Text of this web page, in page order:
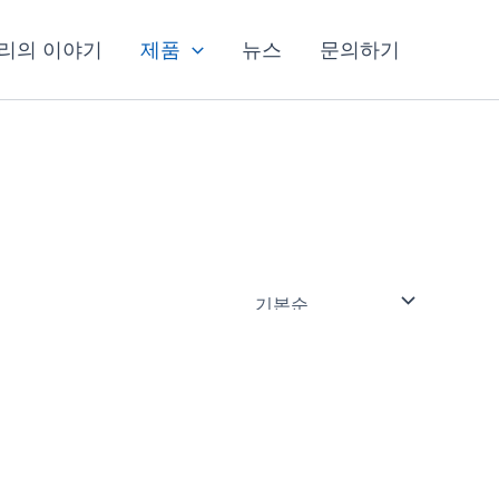
의 이야기 제품 뉴스 문의하기